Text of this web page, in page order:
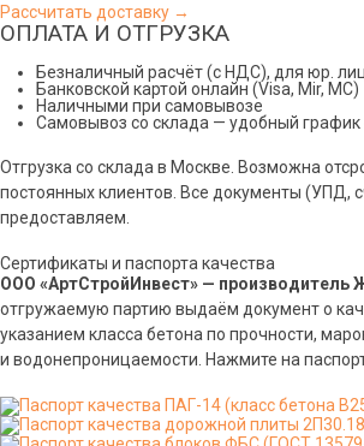
Рассчитать доставку →
ОПЛАТА И ОТГРУЗКА
Безналичный расчёт (с НДС), для юр.
Банковской картой онлайн (Visa, Mir, МС)
Наличными при самовывозе
Самовывоз со склада — удобный график
Отгрузка со склада в Москве. Возможна
постоянных клиентов. Все документы (УПД,
предоставляем.
Сертификаты и паспорта качества
ООО «АртСтройИнвест» — производитель
отгружаемую партию выдаём документ о
указанием класса бетона по прочности,
и водонепроницаемости. Нажмите на